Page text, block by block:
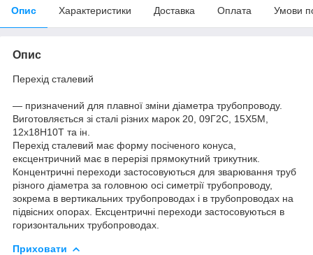
Опис Характеристики Доставка Оплата Умови
Опис
Перехід сталевий
— призначений для плавної зміни діаметра трубопроводу.
Виготовляється зі сталі різних марок 20, 09Г2С, 15Х5М,
12х18Н10Т та ін.
Перехід сталевий має форму посіченого конуса,
ексцентричний має в перерізі прямокутний трикутник.
Концентричні переходи застосовуються для зварювання труб
різного діаметра за головною осі симетрії трубопроводу,
зокрема в вертикальних трубопроводах і в трубопроводах на
підвісних опорах. Ексцентричні переходи застосовуються в
горизонтальних трубопроводах.
Приховати